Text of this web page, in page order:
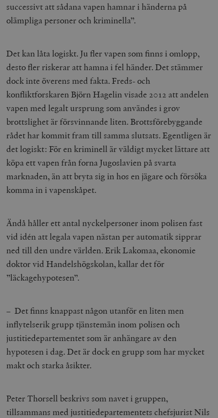
successivt att sådana vapen hamnar i händerna på
olämpliga personer och kriminella”.
Det kan låta logiskt. Ju fler vapen som finns i omlopp,
desto fler riskerar att hamna i fel händer. Det stämmer
dock inte överens med fakta. Freds- och
konfliktforskaren Björn Hagelin visade 2012 att andelen
vapen med legalt ursprung som användes i grov
brottslighet är försvinnande liten. Brottsförebyggande
rådet har kommit fram till samma slutsats. Egentligen är
det logiskt: För en kriminell är väldigt mycket lättare att
köpa ett vapen från forna Jugoslavien på svarta
marknaden, än att bryta sig in hos en jägare och försöka
komma in i vapenskåpet.
Ändå håller ett antal nyckelpersoner inom polisen fast
vid idén att legala vapen nästan per automatik sipprar
ned till den undre världen. Erik Lakomaa, ekonomie
doktor vid Handelshögskolan, kallar det för
”läckagehypotesen”.
– Det finns knappast någon utanför en liten men
inflytelserik grupp tjänstemän inom polisen och
justitiedepartementet som är anhängare av den
hypotesen i dag. Det är dock en grupp som har mycket
makt och starka åsikter.
Peter Thorsell beskrivs som navet i gruppen,
tillsammans med justitiedepartementets chefsjurist Nils